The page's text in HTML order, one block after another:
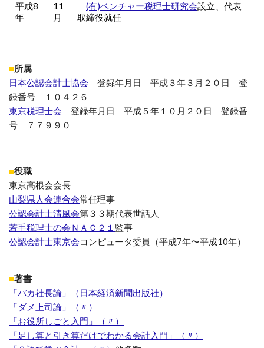
平成8
年
11
月
(有)ベンチャー税理士研究会設立、代表
取締役就任
■所属
日本公認会計士協会 登録年月日 平成３年３月２０日 登
録番号 １０４２６
東京税理士会 登録年月日 平成５年１０月２０日 登録番
号 ７７９９０
■役職
東京高根会会長
山梨県人会連合会常任理事
公認会計士清風会第３３期代表世話人
若手税理士の会ＮＡＣ２１ 監事
公認会計士東京会コンピュータ委員（平成7年〜平成10年）
■著書
「バカ社長論」（日本経済新聞出版社）
「ダメ上司論」（〃）
「お役所しごと入門」（〃）
「足し算と引き算だけでわかる会計入門」（〃）